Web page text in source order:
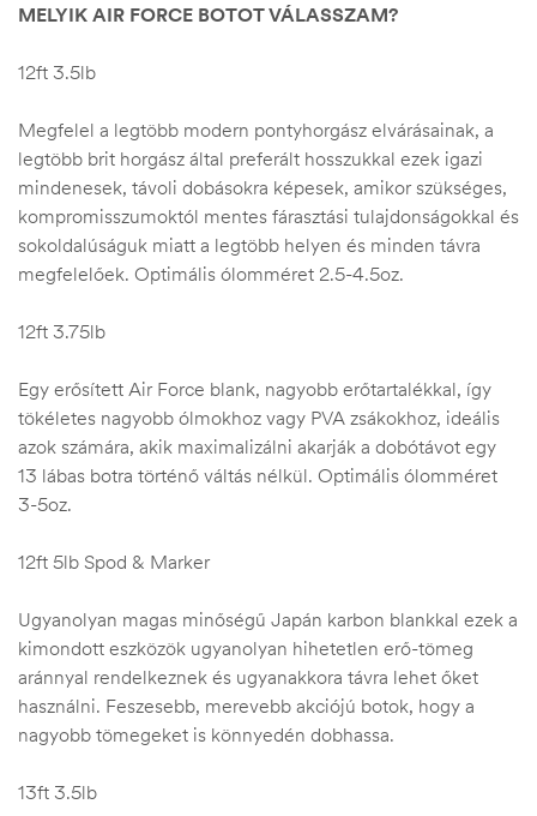
MELYIK AIR FORCE BOTOT VÁLASSZAM?
12ft 3.5lb
Megfelel a legtöbb modern pontyhorgász elvárásainak, a
legtöbb brit horgász által preferált hosszukkal ezek igazi
mindenesek, távoli dobásokra képesek, amikor szükséges,
kompromisszumoktól mentes fárasztási tulajdonságokkal és
sokoldalúságuk miatt a legtöbb helyen és minden távra
megfelelőek. Optimális ólomméret 2.5-4.5oz.
12ft 3.75lb
Egy erősített Air Force blank, nagyobb erőtartalékkal, így
tökéletes nagyobb ólmokhoz vagy PVA zsákokhoz, ideális
azok számára, akik maximalizálni akarják a dobótávot egy
13 lábas botra történő váltás nélkül. Optimális ólomméret
3-5oz.
12ft 5lb Spod & Marker
Ugyanolyan magas minőségű Japán karbon blankkal ezek a
kimondott eszközök ugyanolyan hihetetlen erő-tömeg
aránnyal rendelkeznek és ugyanakkora távra lehet őket
használni. Feszesebb, merevebb akciójú botok, hogy a
nagyobb tömegeket is könnyedén dobhassa.
13ft 3.5lb